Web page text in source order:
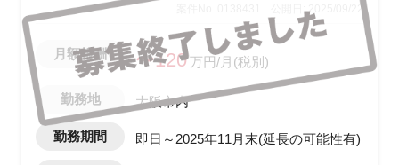
公開日: 2025/09/22
月額報酬 〜120万円/月(税別)
勤務地 大阪市内
勤務期間 即日～2025年11月末(延長の可能性有)